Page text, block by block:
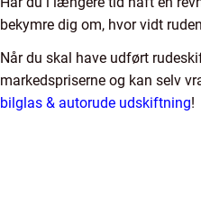
bekymre dig om, hvor vidt
Når du skal have udført
markedspriserne og kan selv
bilglas & autorude udskiftning!